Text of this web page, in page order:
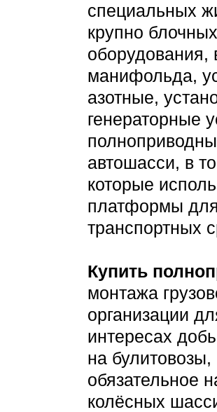
специальных
крупно
оборудования,
манифольда,
азотные,
генераторные
автошасси, в
которые
платформы для
транспортных
Купить
монтажа
организации
интересах
на
обязательное
колёсных